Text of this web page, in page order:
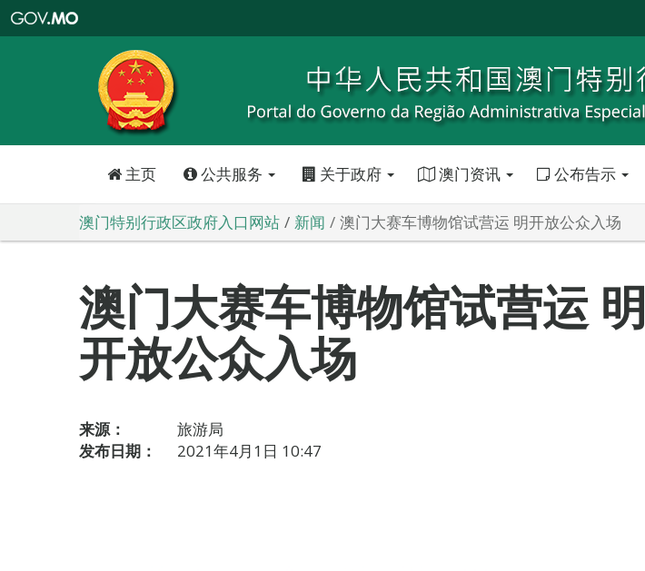
特
政
区
政
口
主页 公共服务 关于政府 澳门资讯 公布告示
澳门特别行政区政府入口网站 新闻 澳门大赛车博物馆试营运 明开放公众入场
澳门大赛车博物馆试营运 明
开放公众入场
来源：
旅游局
发布日期：
2021年4月1日 10:47